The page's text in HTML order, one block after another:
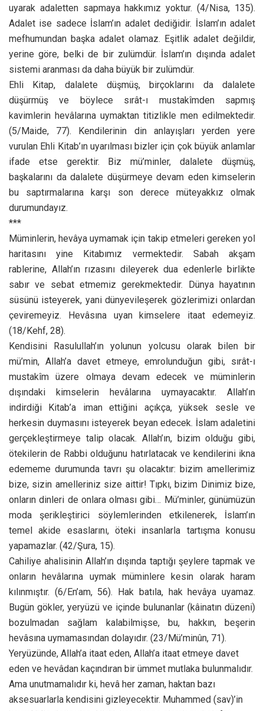
uyarak adaletten sapmaya hakkımız yoktur. (4/Nisa, 135).
Adalet ise sadece İslam’ın adalet dediğidir. İslam’ın adalet
mefhumundan başka adalet olamaz. Eşitlik adalet değildir,
yerine göre, belki de bir zulümdür. İslam’ın dışında adalet
sistemi aranması da daha büyük bir zulümdür.
Ehli Kitap, dalalete düşmüş, birçoklarını da dalalete
düşürmüş ve böylece sırât-ı mustakîmden sapmış
kavimlerin hevâlarına uymaktan titizlikle men edilmektedir.
(5/Maide, 77). Kendilerinin din anlayışları yerden yere
vurulan Ehli Kitab’ın uyarılması bizler için çok büyük anlamlar
ifade etse gerektir. Biz mü’minler, dalalete düşmüş,
başkalarını da dalalete düşürmeye devam eden kimselerin
bu saptırmalarına karşı son derece müteyakkız olmak
durumundayız.
***
Müminlerin, hevâya uymamak için takip etmeleri gereken yol
haritasını yine Kitabımız vermektedir. Sabah akşam
rablerine, Allah’ın rızasını dileyerek dua edenlerle birlikte
sabır ve sebat etmemiz gerekmektedir. Dünya hayatının
süsünü isteyerek, yani dünyevileşerek gözlerimizi onlardan
çeviremeyiz. Hevâsına uyan kimselere itaat edemeyiz.
(18/Kehf, 28).
Kendisini Rasulullah’ın yolunun yolcusu olarak bilen bir
mü’min, Allah’a davet etmeye, emrolunduğun gibi, sırât-ı
mustakîm üzere olmaya devam edecek ve müminlerin
dışındaki kimselerin hevâlarına uymayacaktır. Allah’ın
indirdiği Kitab’a iman ettiğini açıkça, yüksek sesle ve
herkesin duymasını isteyerek beyan edecek. İslam adaletini
gerçekleştirmeye talip olacak. Allah’ın, bizim olduğu gibi,
ötekilerin de Rabbi olduğunu hatırlatacak ve kendilerini ikna
edememe durumunda tavrı şu olacaktır: bizim amellerimiz
bize, sizin amelleriniz size aittir! Tıpkı, bizim Dinimiz bize,
onların dinleri de onlara olması gibi… Mü’minler, günümüzün
moda şerikleştirici söylemlerinden etkilenerek, İslam’ın
temel akide esaslarını, öteki insanlarla tartışma konusu
yapamazlar. (42/Şura, 15).
Cahiliye ahalisinin Allah’ın dışında taptığı şeylere tapmak ve
onların hevâlarına uymak müminlere kesin olarak haram
kılınmıştır. (6/En’am, 56). Hak batıla, hak hevâya uyamaz.
Bugün gökler, yeryüzü ve içinde bulunanlar (kâinatın düzeni)
bozulmadan sağlam kalabilmişse, bu, hakkın, beşerin
hevâsına uymamasından dolayıdır. (23/Mü’minûn, 71).
Yeryüzünde, Allah’a itaat eden, Allah’a itaat etmeye davet
eden ve hevâdan kaçındıran bir ümmet mutlaka bulunmalıdır.
Ama unutmamalıdır ki, hevâ her zaman, haktan bazı
aksesuarlarla kendisini gizleyecektir. Muhammed (sav)’in